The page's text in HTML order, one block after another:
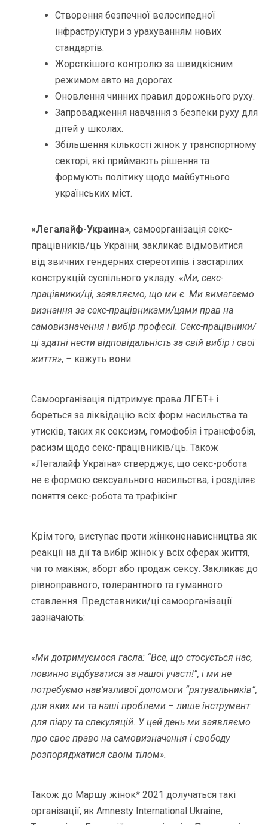
Створення безпечної велосипедної
інфраструктури з урахуванням нових
стандартів.
Жорсткішого контролю за швидкісним
режимом авто на дорогах.
Оновлення чинних правил дорожнього руху.
Запровадження навчання з безпеки руху для
дітей у школах.
Збільшення кількості жінок у транспортному
секторі, які приймають рішення та
формують політику щодо майбутнього
українських міст.
«Легалайф-Украина», самоорганізація секс-
працівників/ць України, закликає відмовитися
від звичних гендерних стереотипів і застарілих
конструкцій суспільного укладу. «Ми, секс-
працівники/ці, заявляємо, що ми є. Ми вимагаємо
визнання за секс-працівниками/цями прав на
самовизначення і вибір професії. Секс-працівники/
ці здатні нести відповідальність за свій вибір і свої
життя», – кажуть вони.
Самоорганізація підтримує права ЛГБТ+ і
бореться за ліквідацію всіх форм насильства та
утисків, таких як сексизм, гомофобія і трансфобія,
расизм щодо секс-працівників/ць. Також
«Легалайф Україна» стверджує, що секс-робота
не є формою сексуального насильства, і розділяє
поняття секс-робота та трафікінг.
Крім того, виступає проти жінконенависництва як
реакції на дії та вибір жінок у всіх сферах життя,
чи то макіяж, аборт або продаж сексу. Закликає до
рівноправного, толерантного та гуманного
ставлення. Представники/ці самоорганізації
зазначають:
«Ми дотримуємося гасла: “Все, що стосується нас,
повинно відбуватися за нашої участі!”, і ми не
потребуємо нав’язливої допомоги “рятувальників”,
для яких ми та наші проблеми –лише інструмент
для піару та спекуляцій. У цей день ми заявляємо
про своє право на самовизначення і свободу
розпоряджатися своїм тілом».
Також до Маршу жінок* 2021 долучаться такі
організації, як Amnesty International Ukraine,